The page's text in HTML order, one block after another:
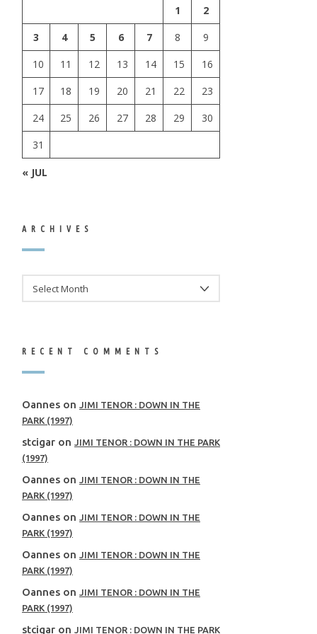
1
2
3
4 5 6 7 8
9
10
11 12 13 14 15
16
17
18 19 20 21 22
23
24
25 26 27 28 29
30
31
« JUL
ARCHIVES
RECENT COMMENTS
Oannes on
JIMI TENOR : DOWN IN THE
PARK (1997)
stcigar on
JIMI TENOR : DOWN IN THE PARK
(1997)
Oannes on
JIMI TENOR : DOWN IN THE
PARK (1997)
Oannes on
JIMI TENOR : DOWN IN THE
PARK (1997)
Oannes on
JIMI TENOR : DOWN IN THE
PARK (1997)
Oannes on
JIMI TENOR : DOWN IN THE
PARK (1997)
stcigar on JIMI TENOR : DOWN IN THE PARK